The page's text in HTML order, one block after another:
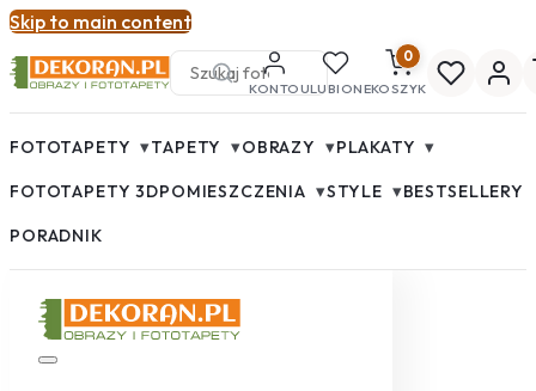
Skip to main content
KONTOULUBIONE
0
KOSZYK
FOTOTAPETY ▾TAPETY ▾OBRAZY ▾PLAKATY ▾
FOTOTAPETY 3DPOMIESZCZENIA ▾STYLE ▾BESTSELLERY
PORADNIK